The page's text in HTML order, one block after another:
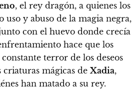
, el rey dragón, a quienes los
uso y abuso de la magia negra,
con el huevo donde crecía
hace que los
terror de los deseos
criaturas mágicas de Xadia,
han matado a su rey.